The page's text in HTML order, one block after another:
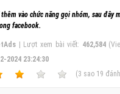
vào chức năng gọi nhóm, sau đây
facebook.
| Lượt xem bài viết: 462,584
2024 23:24:30
(3 sao 19